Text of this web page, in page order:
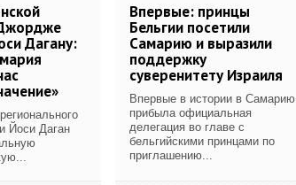
Дагану:
Йоси Даган
Впервые: принцы
Бельгии посетили
Самарию и выразили
поддержку
суверенитету Израиля
Впервые в истории в Самарию
прибыла официальная
делегация во главе с
бельгийскими принцами по
приглашению...